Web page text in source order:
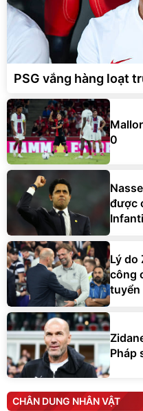
PSG vắng hàng loạt
0
được
Lý do
công
tuyển
Pháp
CHÂN DUNG NHÂN VẬT